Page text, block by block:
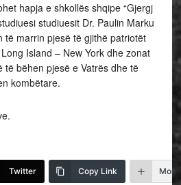
hapja e shkollës shqipe “Gjergj
studiuesit Dr. Paulin Marku
të marrin pjesë të gjithë patriotët
Island – New York dhe zonat
të bëhen pjesë e Vatrës dhe të
kombëtare.
Twitter Copy Link More